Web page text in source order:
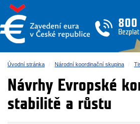
800
Úvodní stránka Národní koordinační skupina
Návrhy Evropské
stabilitě a růstu